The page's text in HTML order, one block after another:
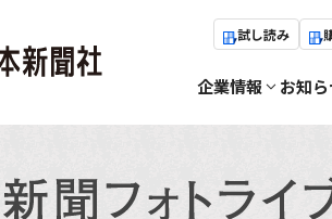
試し読み
企業情報 お知